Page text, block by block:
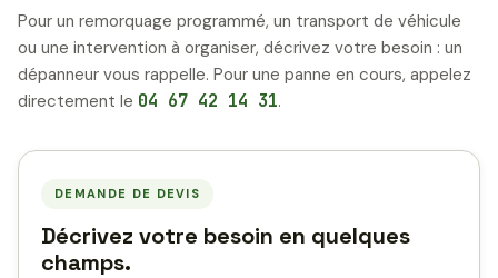
Pour un remorquage programmé, un transport de véhicule
ou une intervention à organiser, décrivez votre besoin : un
dépanneur vous rappelle. Pour une panne en cours, appelez
directement le 04 67 42 14 31.
DEMANDE DE DEVIS
Décrivez votre besoin en quelques
champs.